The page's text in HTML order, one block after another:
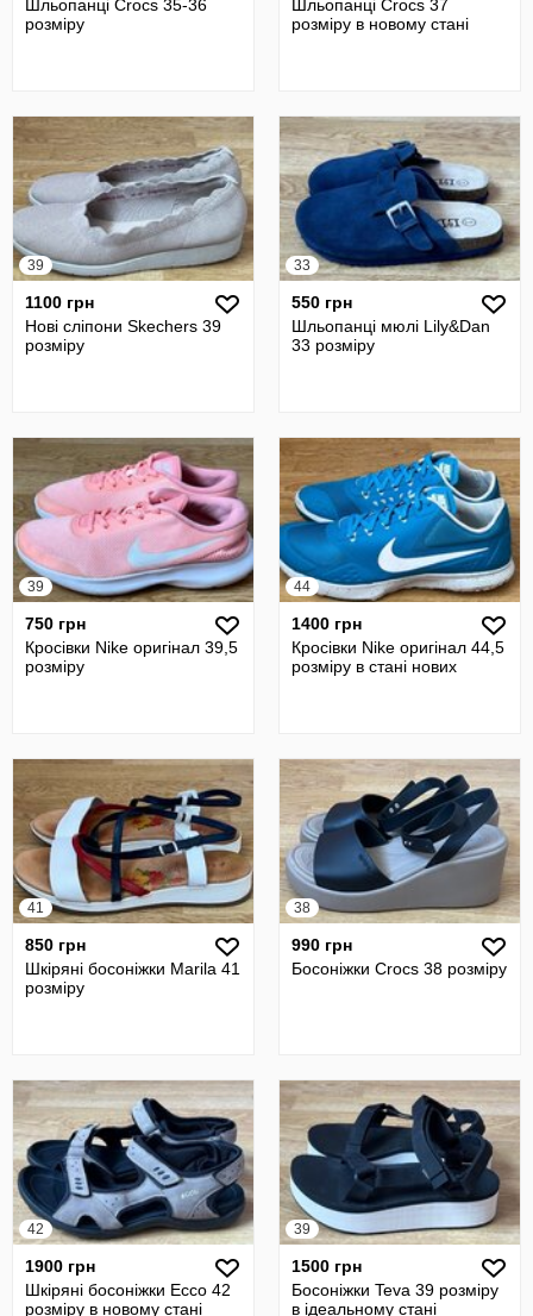
Шльопанці Crocs 35-36
розміру
Шльопанці Crocs 37
розміру в новому стані
39
1100 грн
Нові сліпони Skechers 39
розміру
33
550 грн
Шльопанці мюлі Lily&Dan
33 розміру
39
750 грн
Кросівки Nike оригінал 39,5
розміру
44
1400 грн
Кросівки Nike оригінал 44,5
розміру в стані нових
41
850 грн
Шкіряні босоніжки Marila 41
розміру
38
990 грн
Босоніжки Crocs 38 розміру
42
1900 грн
Шкіряні босоніжки Ecco 42
розміру в новому стані
39
1500 грн
Босоніжки Teva 39 розміру
в ідеальному стані